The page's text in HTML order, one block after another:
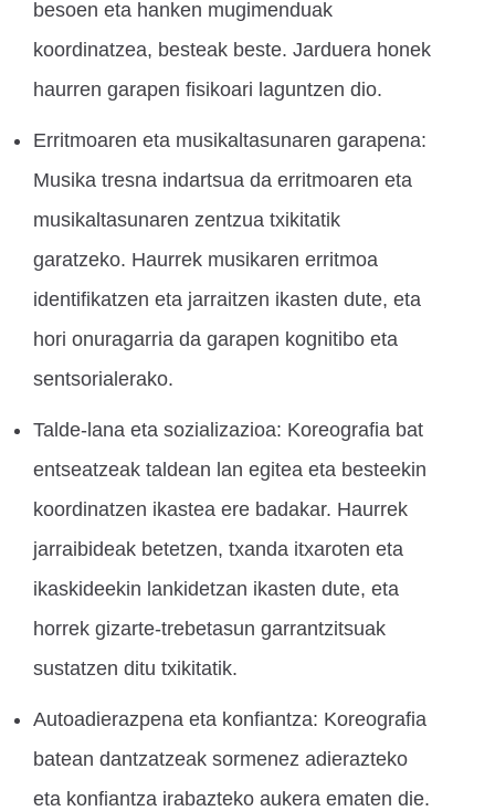
besoen eta hanken mugimenduak
koordinatzea, besteak beste. Jarduera honek
haurren garapen fisikoari laguntzen dio.
Erritmoaren eta musikaltasunaren garapena:
Musika tresna indartsua da erritmoaren eta
musikaltasunaren zentzua txikitatik
garatzeko. Haurrek musikaren erritmoa
identifikatzen eta jarraitzen ikasten dute, eta
hori onuragarria da garapen kognitibo eta
sentsorialerako.
Talde-lana eta sozializazioa: Koreografia bat
entseatzeak taldean lan egitea eta besteekin
koordinatzen ikastea ere badakar. Haurrek
jarraibideak betetzen, txanda itxaroten eta
ikaskideekin lankidetzan ikasten dute, eta
horrek gizarte-trebetasun garrantzitsuak
sustatzen ditu txikitatik.
Autoadierazpena eta konfiantza: Koreografia
batean dantzatzeak sormenez adierazteko
eta konfiantza irabazteko aukera ematen die.